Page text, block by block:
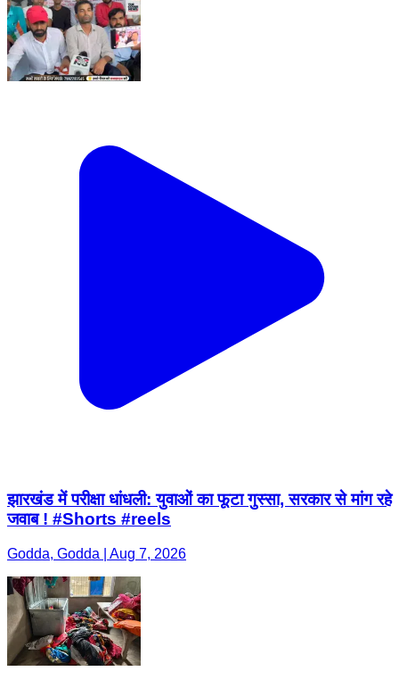
झारखंड में परीक्षा धांधली: युवाओं का फूटा गुस्सा, सरकार से मांग रहे
जवाब ! #Shorts #reels
Godda, Godda | Aug 7, 2026